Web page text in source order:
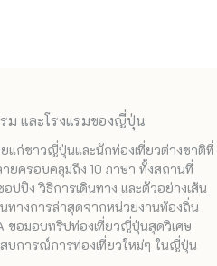
ม และโรงแรมของญี่ปุ่น
แก่ชาวญี่ปุ่นและนักท่องเที่ยวต่างชาติที่
ยครอบคลุมถึง 10 ภาษา ทั้งสถานที่
ปปิง วิธีการเดินทาง และตัวอย่างเส้น
ทางการล่าสุดจากหน่วยงานท้องถิ่น
ขอมอบทริปท่องเที่ยวญี่ปุ่นสุดวิเศษ
บการณ์การท่องเที่ยวใหม่ๆ ในญี่ปุ่น